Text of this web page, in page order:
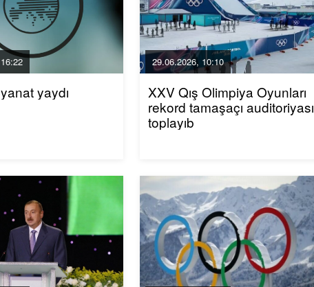
yaydı
29.06.2026, 10:10
XXV Qış Olimpiya Oyunları
rekord tamaşaçı auditoriyası
toplayıb